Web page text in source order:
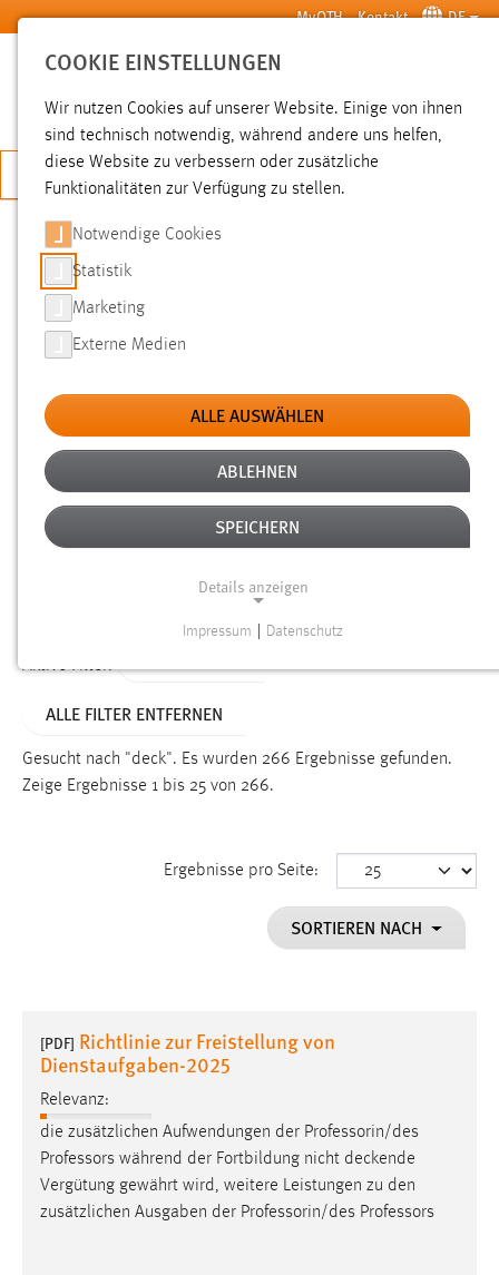
Zum Hauptinhalt springen MyOTH Kontakt DE
SUCHE
JETZT BEWERBEN
SUCHE
FILTER
Typ
Erstellungsdatum
Alter
Aktive Filter:
ALLE FILTER ENTFERNEN
Gesucht nach "deck". Es wurden 266 Ergebnisse gefunden.
Zeige Ergebnisse 1 bis 25 von 266.
Ergebnisse pro Seite:
SORTIEREN NACH
[PDF] Richtlinie zur Freistellung von
Dienstaufgaben-2025
Relevanz:
die zusätzlichen Aufwendungen der Professorin/des
Professors während der Fortbildung nicht deckende
Vergütung gewährt wird, weitere Leistungen zu den
zusätzlichen Ausgaben der Professorin/des Professors
COOKIE EINSTELLUNGEN
Wir nutzen Cookies auf unserer Website. Einige von ihnen
sind technisch notwendig, während andere uns helfen,
diese Website zu verbessern oder zusätzliche
Funktionalitäten zur Verfügung zu stellen.
Notwendige Cookies
Statistik
Marketing
Externe Medien
ALLE AUSWÄHLEN
ABLEHNEN
SPEICHERN
Details anzeigen
Funktionen und sind für die einwandfreie Funktion der
Einverständnis
cookie_consent
Dieser Cookie speichert die ausgewählten Einverständnis-
Performance
Name:
staticfilecache
Zweck:
Für performante Seitenauslieferung wird in diesem Cookie
Impressum Datenschutz